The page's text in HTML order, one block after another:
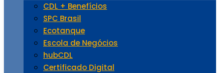
CDL + Benefícios
SPC Brasil
Ecotanque
Escola de Negócios
hubCDL
Certificado Digital